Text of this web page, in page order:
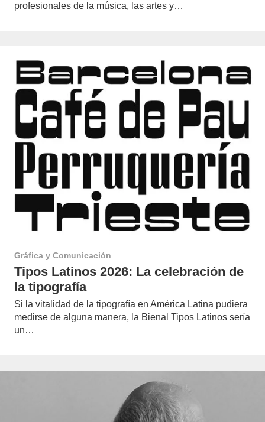
profesionales de la música, las artes y…
Gráfica y Comunicación
Tipos Latinos 2026: La celebración de
la tipografía
Si la vitalidad de la tipografía en América Latina pudiera
medirse de alguna manera, la Bienal Tipos Latinos sería
un…